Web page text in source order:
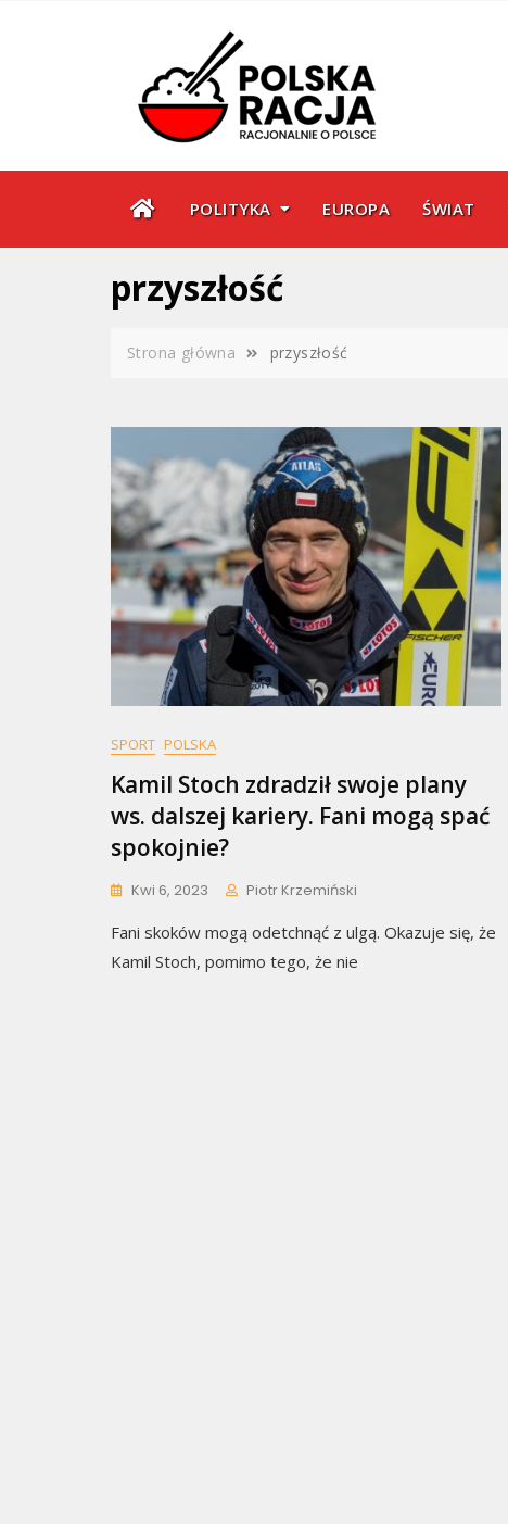
POLITYKA EUROPA ŚWIAT
przyszłość
Strona główna przyszłość
SPORT POLSKA
Kamil Stoch zdradził swoje plany
ws. dalszej kariery. Fani mogą spać
spokojnie?
Kwi 6, 2023 Piotr Krzemiński
Fani skoków mogą odetchnąć z ulgą. Okazuje się, że
Kamil Stoch, pomimo tego, że nie